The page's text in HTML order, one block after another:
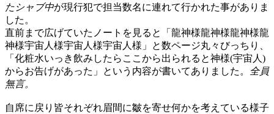
たシャブ中が現行犯で担当数名に連れて行かれた事がありま
した。
直前まで広げていたノートを見ると「龍神様龍神様龍神様龍
神様宇宙人様宇宙人様宇宙人様」と数ページ丸々びっちり、
「化粧水いっき飲みしたらここから出られると神様(宇宙人)
からお告げがあった」という内容が書いてありました。
全員
無言。
自席に戻り皆それぞれ眉間に皺を寄せ何かを考えている様子